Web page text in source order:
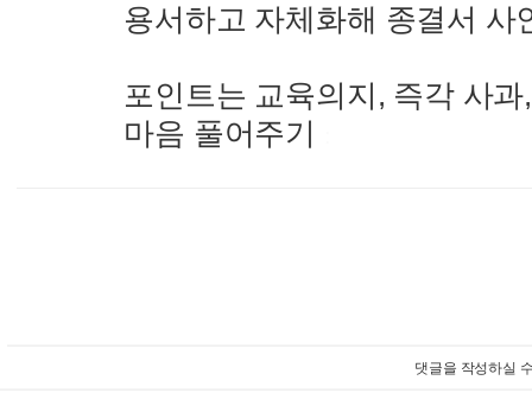
용서하고 자체화해 종결서 사
포인트는 교육의지, 즉각 사
마음 풀어주기
댓글을 작성하실